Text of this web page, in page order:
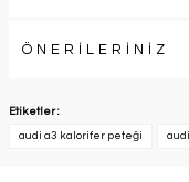
ÖNERİLERİNİZ
Etiketler :
audi a3 kalorifer peteği